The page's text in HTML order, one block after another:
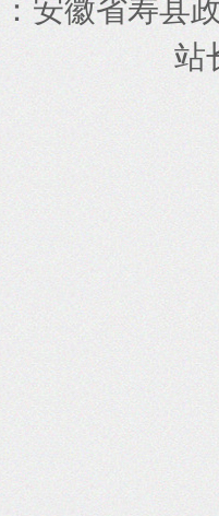
： 安徽省寿县
站